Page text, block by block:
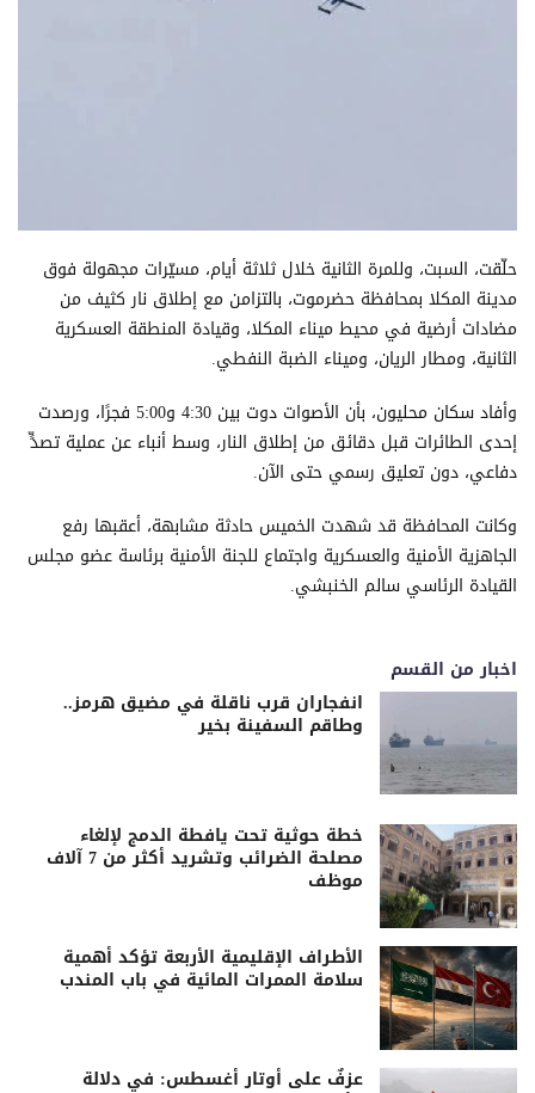
حلّقت، السبت، وللمرة الثانية خلال ثلاثة أيام، مسيّرات مجهولة فوق
مدينة المكلا بمحافظة حضرموت، بالتزامن مع إطلاق نار كثيف من
مضادات أرضية في محيط ميناء المكلا، وقيادة المنطقة العسكرية
الثانية، ومطار الريان، وميناء الضبة النفطي.
وأفاد سكان محليون، بأن الأصوات دوت بين 4:30 و5:00 فجرًا، ورصدت
إحدى الطائرات قبل دقائق من إطلاق النار، وسط أنباء عن عملية تصدٍّ
دفاعي، دون تعليق رسمي حتى الآن.
وكانت المحافظة قد شهدت الخميس حادثة مشابهة، أعقبها رفع
الجاهزية الأمنية والعسكرية واجتماع للجنة الأمنية برئاسة عضو مجلس
القيادة الرئاسي سالم الخنبشي.
اخبار من القسم
انفجاران قرب ناقلة في مضيق هرمز..
وطاقم السفينة بخير
خطة حوثية تحت يافطة الدمج لإلغاء
مصلحة الضرائب وتشريد أكثر من 7 آلاف
موظف
الأطراف الإقليمية الأربعة تؤكد أهمية
سلامة الممرات المائية في باب المندب
عزفٌ على أوتار أغسطس: في دلالة